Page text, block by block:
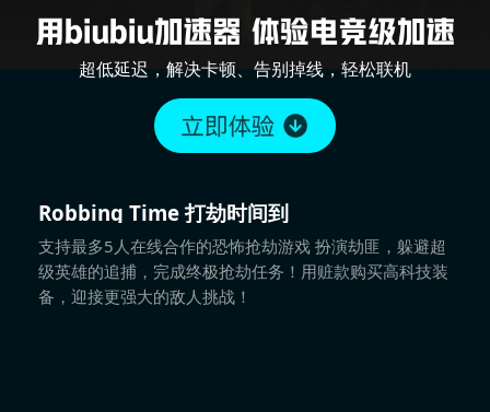
超低延迟，解决卡顿、告别掉线，轻松联机
Robbing Time 打劫时间到
支持最多5人在线合作的恐怖抢劫游戏 扮演劫匪，躲避超
级英雄的追捕，完成终极抢劫任务！用赃款购买高科技装
备，迎接更强大的敌人挑战！